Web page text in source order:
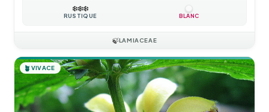
❄️❄️❄️
RUSTIQUE BLANC
🍃LAMIACEAE
🪴 VIVACE